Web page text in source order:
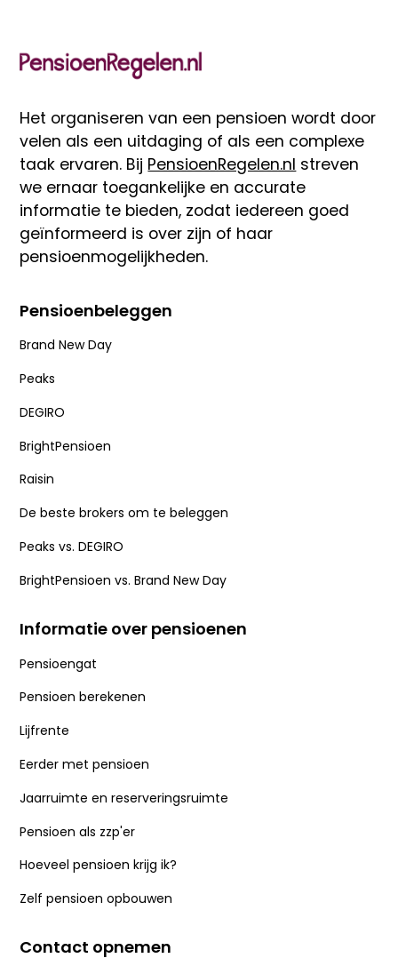
Het organiseren van een pensioen wordt door
velen als een uitdaging of als een complexe
taak ervaren. Bij PensioenRegelen.nl streven
we ernaar toegankelijke en accurate
informatie te bieden, zodat iedereen goed
geïnformeerd is over zijn of haar
pensioenmogelijkheden.
Pensioenbeleggen
Brand New Day
Peaks
DEGIRO
BrightPensioen
Raisin
De beste brokers om te beleggen
Peaks vs. DEGIRO
BrightPensioen vs. Brand New Day
Informatie over pensioenen
Pensioengat
Pensioen berekenen
Lijfrente
Eerder met pensioen
Jaarruimte en reserveringsruimte
Pensioen als zzp'er
Hoeveel pensioen krijg ik?
Zelf pensioen opbouwen
Contact opnemen